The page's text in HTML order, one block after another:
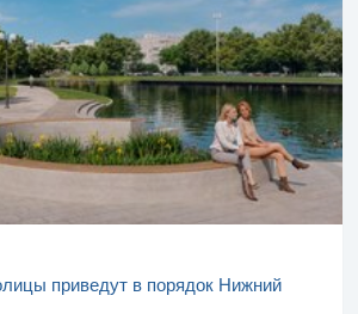
приведут в порядок Нижний